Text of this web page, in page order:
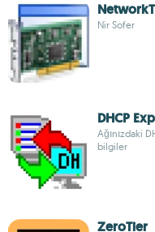
Nir Sofer
DHCP
Ağınızdaki
bilgiler
ZeroTier